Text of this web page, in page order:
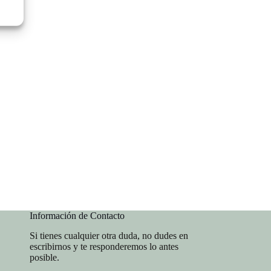
Información de Contacto
Si tienes cualquier otra duda, no dudes en
escribirnos y te responderemos lo antes
posible.